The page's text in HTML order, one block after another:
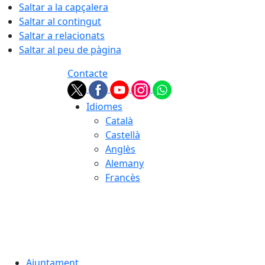
Saltar a la capçalera
Saltar al contingut
Saltar a relacionats
Saltar al peu de pàgina
Contacte
Idiomes
Català
Castellà
Anglès
Alemany
Francès